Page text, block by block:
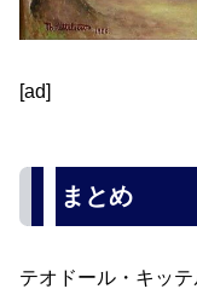
[ad]
まとめ
テオドール・キッ